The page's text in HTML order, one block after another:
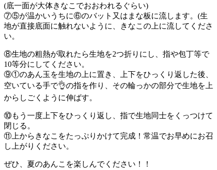
(底一面が大体きなこでおおわれるぐらい)
⑦⑤が温かいうちに⑥のバット又はまな板に流します。(生
地が直接底面に触れないように、きなこの上に流してくださ
い。
⑧生地の粗熱が取れたら生地を2つ折りにし、指や包丁等で
10等分にしてください。
⑨①のあん玉を生地の上に置き、上下をひっくり返した後、
空いている手で👌の指を作り、その輪っかの部分で生地を上
からしごくように伸ばす。
⑩もう一度上下をひっくり返し、指で生地同士をくっつけて
閉じる。
⑪上からきなこをたっぷりかけて完成！常温でお早めにお召
し上がりください。
ぜひ、夏のあんこを楽しんでください！！